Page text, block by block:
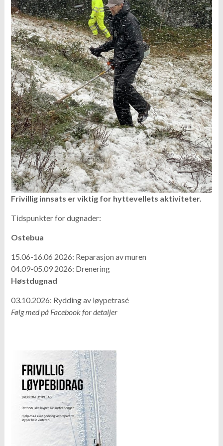
Frivillig innsats er viktig for hyttevellets aktiviteter.
Tidspunkter for dugnader:
Ostebua
15.06-16.06 2026: Reparasjon av muren
04.09-05.09 2026: Drenering
Høstdugnad
03.10.2026: Rydding av løypetrasé
Følg med på Facebook for detaljer